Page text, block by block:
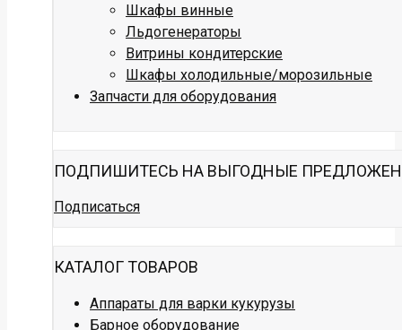
Шкафы винные
Льдогенераторы
Витрины кондитерские
Шкафы холодильные/морозильные
Запчасти для оборудования
ПОДПИШИТЕСЬ НА ВЫГОДНЫЕ
Подписаться
КАТАЛОГ ТОВАРОВ
Аппараты для варки кукурузы
Барное оборудование